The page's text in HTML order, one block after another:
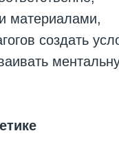
материалами,
создать